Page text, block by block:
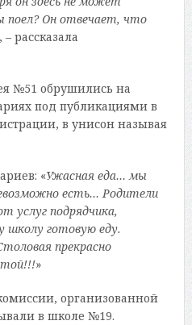
Он отвечает, что
– рассказала
№51 обрушились на
под публикациями в
в унисон называя
«Ужасная еда… мы
есть… Родители
услуг подрядчика,
школу готовую еду.
прекрасно
»
организованной
в школе №19.